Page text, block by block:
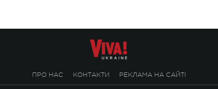
ПРО НАС КОНТАКТИ РЕКЛАМА НА САЙТІ